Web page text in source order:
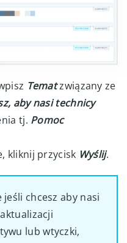
Tematzwiązany ze
aby nasi technicy
tj. Pomoc
kliknij przycisk Wyślij.
chcesz aby nasi
lub wtyczki,